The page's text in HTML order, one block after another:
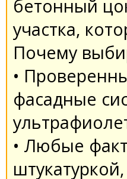
бетонный
участка,
Почему
•
фасадные
• Любые